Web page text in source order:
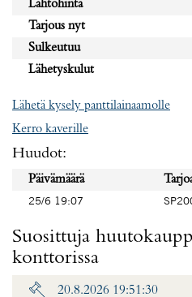
Lähtöhinta
Tarjous nyt
Sulkeutuu
Lähetyskulut
Lähetä kysely panttilainaamolle
Kerro kaverille
Huudot:
Päivämäärä
25/6 19:07
Suosittuja
konttorissa
20.8.2026 19:51:30